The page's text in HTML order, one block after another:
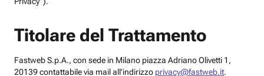
Titolare del Trattamento
Fastweb S.p.A., con sede in Milano piazza Adriano Olivetti 1,
20139 contattabile via mail all’indirizzo privacy@fastweb.it.